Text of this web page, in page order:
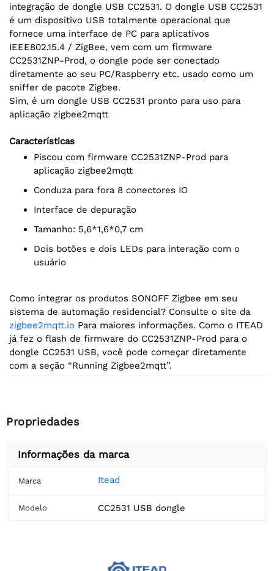
integração de dongle USB CC2531. O dongle USB CC2531
é um dispositivo USB totalmente operacional que
fornece uma interface de PC para aplicativos
IEEE802.15.4 / ZigBee, vem com um firmware
CC2531ZNP-Prod, o dongle pode ser conectado
diretamente ao seu PC/Raspberry etc. usado como um
sniffer de pacote Zigbee.
Sim, é um dongle USB CC2531 pronto para uso para
aplicação zigbee2mqtt
Características
Piscou com firmware CC2531ZNP-Prod para
aplicação zigbee2mqtt
Conduza para fora 8 conectores IO
Interface de depuração
Tamanho: 5,6*1,6*0,7 cm
Dois botões e dois LEDs para interação com o
usuário
Como integrar os produtos SONOFF Zigbee em seu
sistema de automação residencial? Consulte o site da
zigbee2mqtt.io Para maiores informações. Como o ITEAD
já fez o flash de firmware do CC2531ZNP-Prod para o
dongle CC2531 USB, você pode começar diretamente
com a seção “Running Zigbee2mqtt”.
Propriedades
Informações da marca
Marca Itead
Modelo CC2531 USB dongle